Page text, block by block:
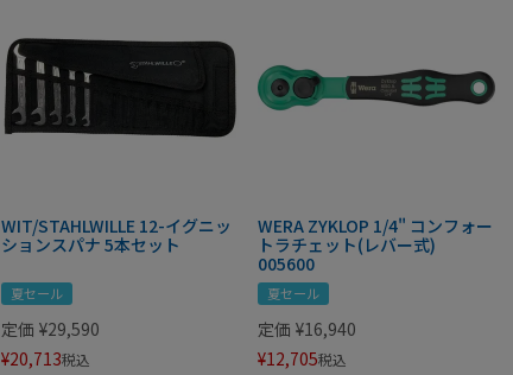
WIT/STAHLWILLE 12-イグニッ
ションスパナ 5本セット
夏セール
定価 ¥29,590
¥20,713税込
WERA ZYKLOP 1/4" コンフォー
トラチェット(レバー式)
005600
夏セール
定価 ¥16,940
¥12,705税込